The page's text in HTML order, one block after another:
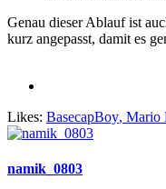
Genau dieser Ablauf ist
kurz angepasst, damit es
Likes: BasecapBoy, Mario
namik_0803